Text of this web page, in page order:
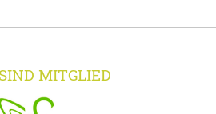
MITGLIED